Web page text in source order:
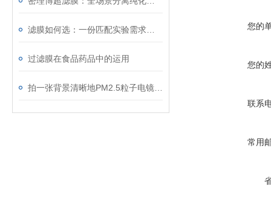
过滤膜在食品药品中的运用
您的
您的
联系
常用